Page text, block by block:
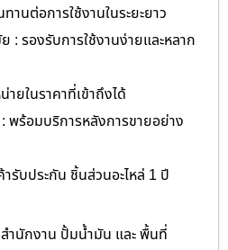
นต่อการใช้งานในระยะยาว
: รองรับการใช้งานง่ายและหลาก
ยในราคาที่เข้าถึงได้
พร้อมบริการหลังการขายอย่าง
รับประกัน ชิ้นส่วนอะไหล่ 1 ปี
สำนักงาน ปั้มน้ำมัน และ พื้นที่